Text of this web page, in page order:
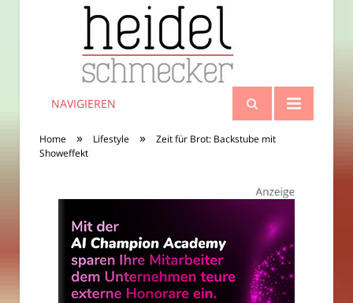
NAVIGIEREN
Home » Lifestyle »
Zeit für Brot: Backstube mit
Showeffekt